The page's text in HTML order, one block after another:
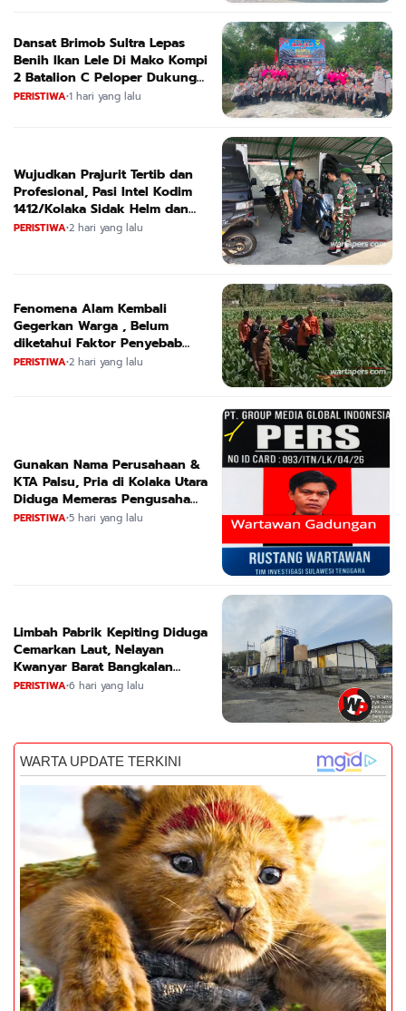
Dansat Brimob Sultra Lepas
Benih Ikan Lele Di Mako Kompi
2 Batalion C Peloper Dukung
ketahanan Pangan Nasional
PERISTIWA•1 hari yang lalu
Wujudkan Prajurit Tertib dan
Profesional, Pasi Intel Kodim
1412/Kolaka Sidak Helm dan
Kendaraan
PERISTIWA•2 hari yang lalu
Fenomena Alam Kembali
Gegerkan Warga , Belum
diketahui Faktor Penyebab
Suara
PERISTIWA•2 hari yang lalu
Gunakan Nama Perusahaan &
KTA Palsu, Pria di Kolaka Utara
Diduga Memeras Pengusaha
Tambang dan Minyak
PERISTIWA•5 hari yang lalu
Limbah Pabrik Kepiting Diduga
Cemarkan Laut, Nelayan
Kwanyar Barat Bangkalan
Desak DLH Turun Tangan
PERISTIWA•6 hari yang lalu